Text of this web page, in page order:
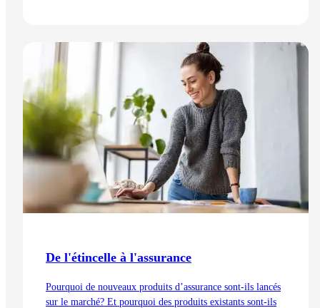
Lire l'article
De l'étincelle à l'assurance
Pourquoi de nouveaux produits d’assurance sont-ils lancés
sur le marché? Et pourquoi des produits existants sont-ils